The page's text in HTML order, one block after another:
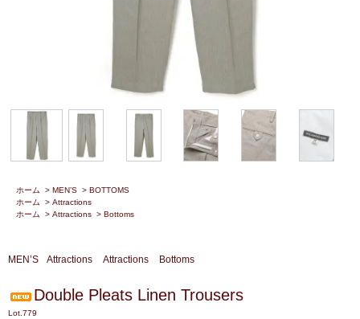
ホーム > MEN’S > BOTTOMS
ホーム
> Attractions
ホーム
> Attractions > Bottoms
MEN’S Attractions Attractions Bottoms
Double Pleats Linen Trousers
Lot.779